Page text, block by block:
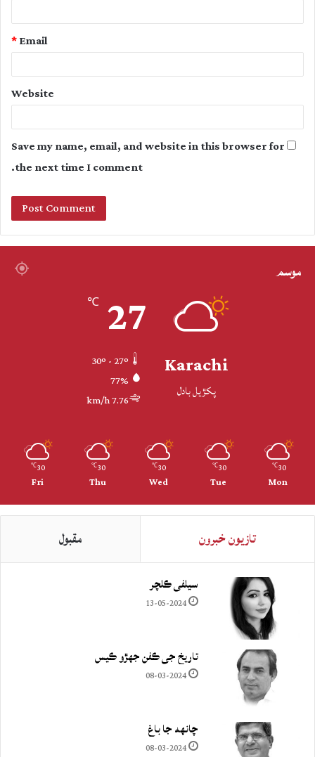
Email
*
Website
Save my name, email, and website in this browser for
the next time I comment.
موسم
Karachi
پکڙيل بادل
27
℃
77%
7.76 km/h
30
℃
Mon
30
℃
Tue
30
℃
Wed
30
℃
Thu
30
℃
Fri
تازيون خبرون مقبول
سيلفي ڪلچر
13-05-2024
تاريخ جي ڪفن جھڙو ڪيس
08-03-2024
چانهه جا باغ
08-03-2024